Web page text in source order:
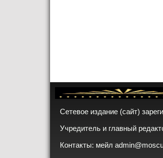
Сетевое издание (сайт)
Учредитель и главный
Контакты: мейл